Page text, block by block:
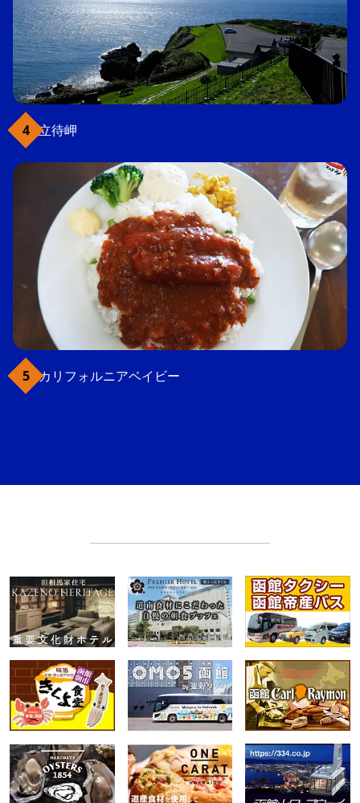
立待岬
カリフォルニアベイビー